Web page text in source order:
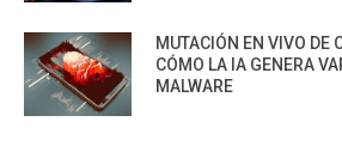
MUTACIÓN EN VIVO DE
CÓMO LA IA GENERA
MALWARE